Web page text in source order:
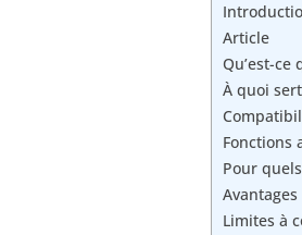
Article
Qu’est-ce
À quoi
Fonctions
Pour
Avantages
Limites à